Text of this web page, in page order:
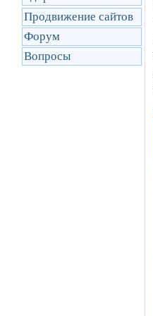
Продвижение сайтов
Форум
Вопросы